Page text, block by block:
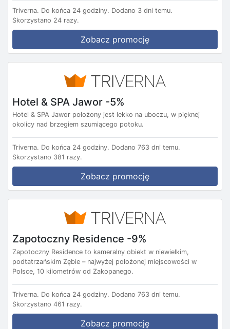
Triverna. Do końca 24 godziny. Dodano 3 dni temu.
Skorzystano 24 razy.
Zobacz promocję
Hotel & SPA Jawor -5%
Hotel & SPA Jawor położony jest lekko na uboczu, w pięknej
okolicy nad brzegiem szumiącego potoku.
Triverna. Do końca 24 godziny. Dodano 763 dni temu.
Skorzystano 381 razy.
Zobacz promocję
Zapotoczny Residence -9%
Zapotoczny Residence to kameralny obiekt w niewielkim,
podtatrzańskim Zębie – najwyżej położonej miejscowości w
Polsce, 10 kilometrów od Zakopanego.
Triverna. Do końca 24 godziny. Dodano 763 dni temu.
Skorzystano 461 razy.
Zobacz promocję